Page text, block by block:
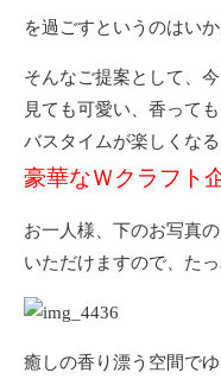
を過ごすというのはい
そんなご提案として、
見ても可愛い、香って
バスタイムが楽しくな
豪華なＷクラフト
お一人様、下のお写真
いただけますので、た
癒しの香り漂う空間で